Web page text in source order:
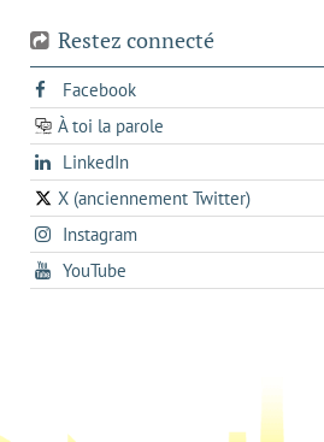
Restez connecté
Facebooks'ouvre
dans
un
onglet
À toi la parole
opens
in
a
new
tab
LinkedInopens
in
a
new
X (anciennement Twitter)
s'ouvre
dans
un
nouvel
Instagrams'ouvre
dans
un
YouTube
dans